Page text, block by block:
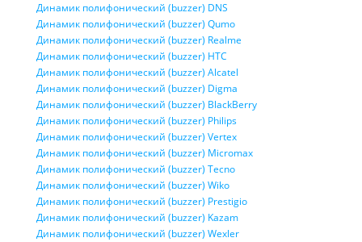
Динамик полифонический (buzzer) DNS
Динамик полифонический (buzzer) Qumo
Динамик полифонический (buzzer) Realme
Динамик полифонический (buzzer) HTC
Динамик полифонический (buzzer) Alcatel
Динамик полифонический (buzzer) Digma
Динамик полифонический (buzzer) BlackBerry
Динамик полифонический (buzzer) Philips
Динамик полифонический (buzzer) Vertex
Динамик полифонический (buzzer) Micromax
Динамик полифонический (buzzer) Tecno
Динамик полифонический (buzzer) Wiko
Динамик полифонический (buzzer) Prestigio
Динамик полифонический (buzzer) Kazam
Динамик полифонический (buzzer) Wexler